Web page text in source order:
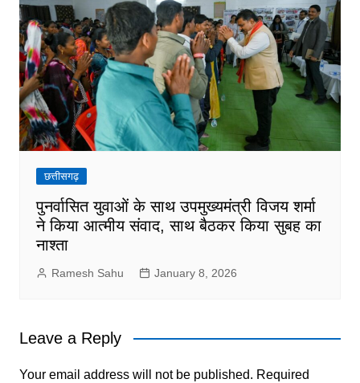
छत्तीसगढ़
पुनर्वासित युवाओं के साथ उपमुख्यमंत्री विजय शर्मा
ने किया आत्मीय संवाद, साथ बैठकर किया सुबह का
नाश्ता
Ramesh Sahu January 8, 2026
Leave a Reply
Your email address will not be published. Required